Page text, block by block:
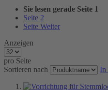
Sie lesen gerade Seite 1
Seite 2
Seite Weiter
Anzeigen
pro Seite
Sortieren nach
In